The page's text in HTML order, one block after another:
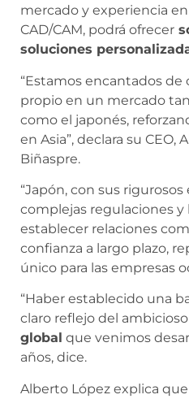
mercado y experiencia
CAD/CAM, podrá ofrecer
soluciones
“Estamos encantados
propio en un mercado
como el japonés,
en Asia”, declara su CEO,
Biñaspre.
“Japón, con sus
complejas regulaciones
establecer relaciones
confianza a largo plazo,
único para las empresas
“Haber establecido una
claro reflejo del ambicioso
global que venimos
años, dice.
Alberto López explica